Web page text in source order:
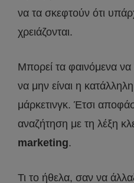
να τα σκεφτούν ότι
χρειάζονται.
Μπορεί τα φαινόμενα
να μην είναι η
μάρκετινγκ. Έτσι
αναζήτηση με τη λέξη
marketing.
Τι το ήθελα, σαν να